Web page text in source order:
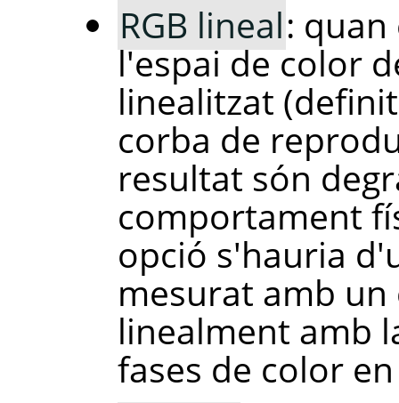
RGB lineal:
l'espai de color
linealitzat
corba de
resultat són
comportament
opció s'hauria
mesurat amb
linealment amb
fases de color